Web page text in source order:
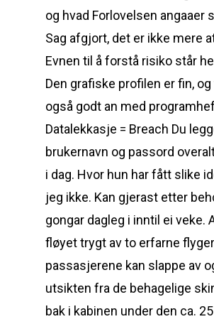
og hvad Forlovelsen angaaer
Sag afgjort, det er ikke mere
Evnen til å forstå risiko står
Den grafiske profilen er fin, og
også godt an med
Datalekkasje = Breach Du
brukernavn og passord
i dag. Hvor hun har fått slike
jeg ikke. Kan gjerast etter
gongar dagleg i inntil ei veke.
fløyet trygt av to erfarne
passasjerene kan slappe av
utsikten fra de behagelige
bak i kabinen under den ca.